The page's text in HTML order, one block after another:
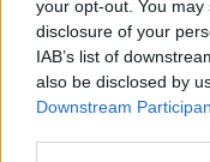
your opt-out. You
disclosure of your
IAB’s list of
also be disclosed by
Downstream